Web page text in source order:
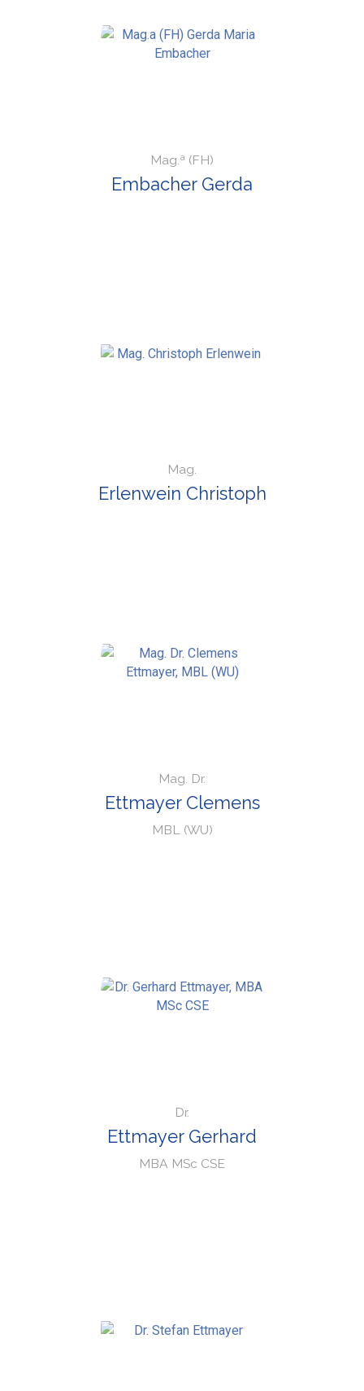
Mag.ª (FH)
Embacher Gerda
Mag.
Erlenwein Christoph
Mag. Dr.
Ettmayer Clemens
MBL (WU)
Dr.
Ettmayer Gerhard
MBA MSc CSE